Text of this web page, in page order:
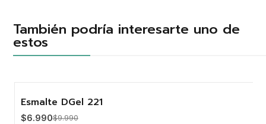
También podría interesarte uno de
estos
-30%
Esmalte DGel 221
$6.990$9.990